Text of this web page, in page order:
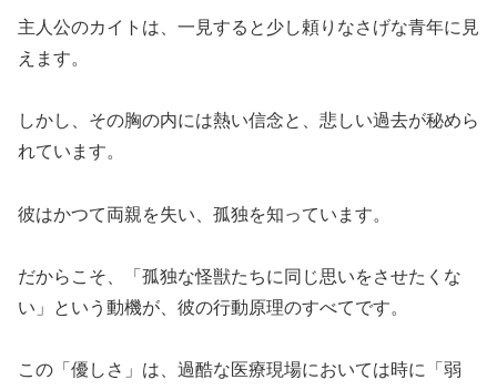
主人公のカイトは、一見すると少し頼りなさげな青年に見
えます。
しかし、その胸の内には熱い信念と、悲しい過去が秘めら
れています。
彼はかつて両親を失い、孤独を知っています。
だからこそ、「孤独な怪獣たちに同じ思いをさせたくな
い」という動機が、彼の行動原理のすべてです。
この「優しさ」は、過酷な医療現場においては時に「弱